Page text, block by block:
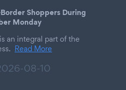
Shoppers During
Monday
an integral part of the
Read More
08-10